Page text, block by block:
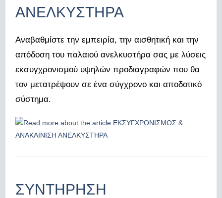
ΑΝΕΛΚΥΣΤΗΡΑ
Αναβαθμίστε την εμπειρία, την αισθητική και την
απόδοση του παλαιού ανελκυστήρα σας με λύσεις
εκσυγχρονισμού υψηλών προδιαγραφών που θα
τον μετατρέψουν σε ένα σύγχρονο και αποδοτικό
σύστημα.
ΣΥΝΤΗΡΗΣΗ